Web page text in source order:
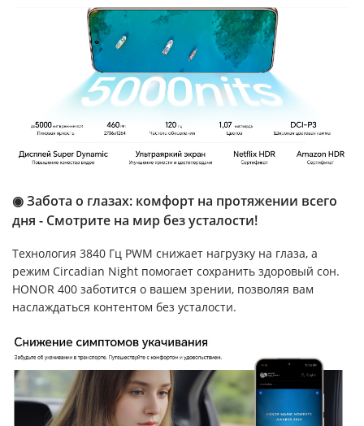
◉ Забота о глазах: комфорт на протяжении всего
дня - Смотрите на мир без усталости!
Технология 3840 Гц PWM снижает нагрузку на глаза, а
режим Circadian Night помогает сохранить здоровый сон.
HONOR 400 заботится о вашем зрении, позволяя вам
наслаждаться контентом без усталости.